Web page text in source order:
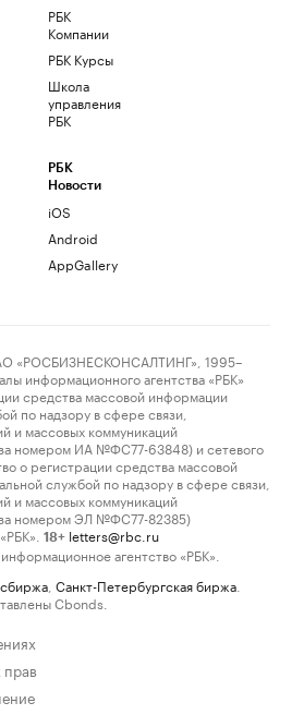
РБК
Компании
РБК Курсы
Школа
управления
РБК
РБК
Новости
iOS
Android
AppGallery
«РОСБИЗНЕСКОНСАЛТИНГ», 1995–
информационного агентства «РБК»
средства массовой информации
по надзору в сфере связи,
и массовых коммуникаций
номером ИА №ФС77-63848) и сетевого
о регистрации средства массовой
службой по надзору в сфере связи,
и массовых коммуникаций
номером ЭЛ №ФС77-82385)
18+ letters@rbc.ru
агентство «РБК».
Санкт-Петербургская биржа
Cbonds.